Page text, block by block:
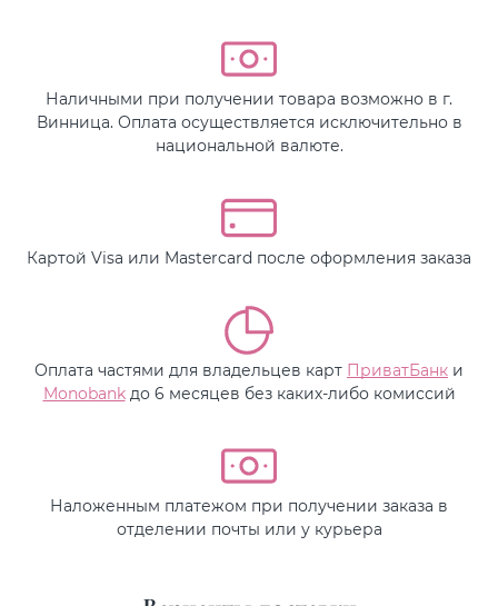
Наличными при получении товара возможно в г.
Винница. Оплата осуществляется исключительно в
национальной валюте.
Картой Visa или Mastercard после оформления заказа
Оплата частями для владельцев карт ПриватБанк и
Monobankдо 6 месяцев без каких-либо комиссий
Наложенным платежом при получении заказа в
отделении почты или у курьера